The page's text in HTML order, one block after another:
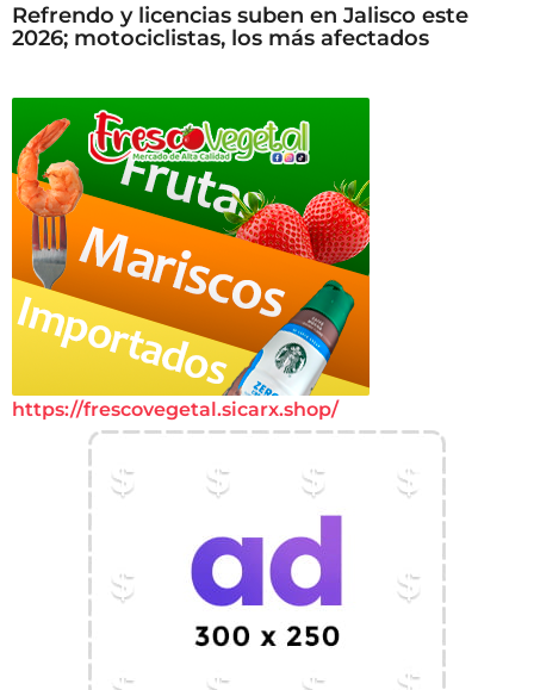
Refrendo y licencias suben en Jalisco este
2026; motociclistas, los más afectados
https://frescovegetal.sicarx.shop/